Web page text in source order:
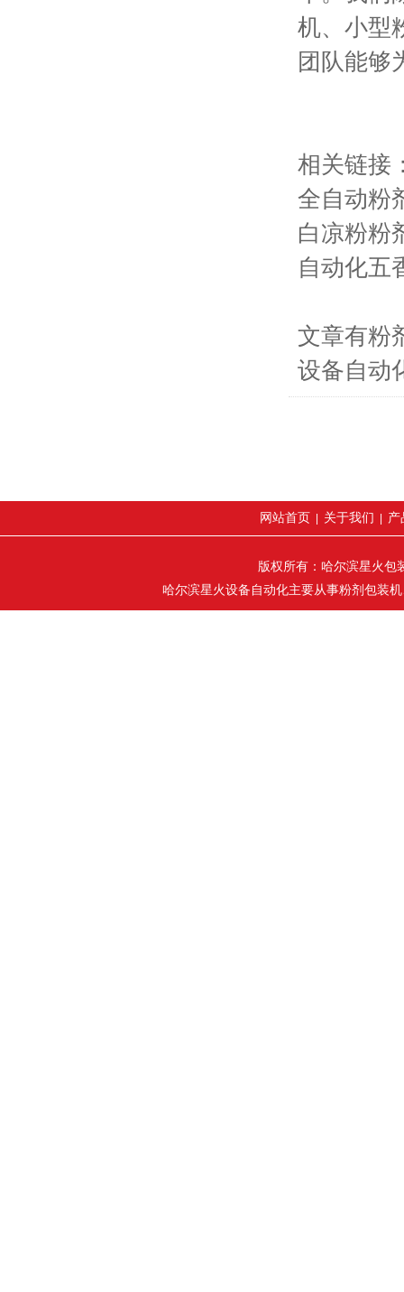
机、小型
团队能够
相关链接
全自动粉
白凉粉粉
自动化五
文章有粉
设备自动
网站首页 关于我们 产
版权所有：哈尔滨星火包
哈尔滨星火设备自动化主要从事粉剂包装